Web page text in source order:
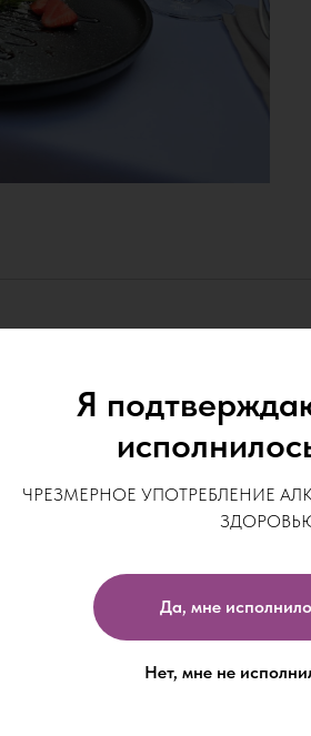
Я
ЧРЕЗМЕРНОЕ УПОТРЕБЛЕНИЕ
Да, мне
Нет, мне не